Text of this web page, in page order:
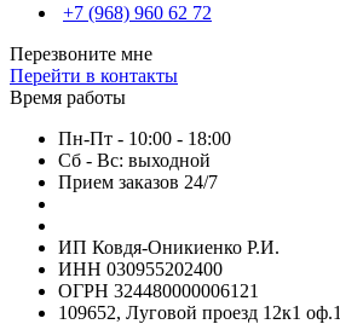
+7 (968) 960 62 72
Перезвоните мне
Перейти в контакты
Время работы
Пн-Пт - 10:00 - 18:00
Сб - Вс: выходной
Прием заказов 24/7
ИП Ковдя-Оникиенко Р.И.
ИНН 030955202400
ОГРН 324480000006121
109652, Луговой проезд 12к1 оф.1